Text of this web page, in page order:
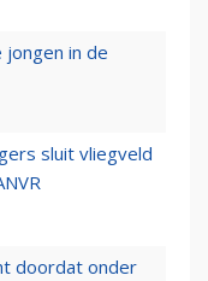
jongen in de
sluit vliegveld
doordat onder